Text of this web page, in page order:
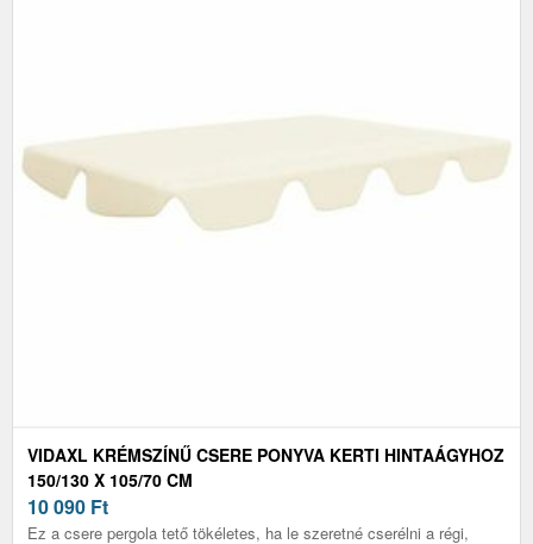
VIDAXL KRÉMSZÍNŰ CSERE PONYVA KERTI HINTAÁGYHOZ
150/130 X 105/70 CM
10 090 Ft
Ez a csere pergola tető tökéletes, ha le szeretné cserélni a régi,